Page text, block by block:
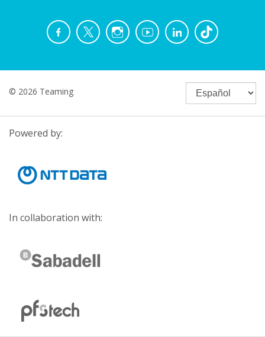
© 2026 Teaming
Powered by:
In collaboration with: